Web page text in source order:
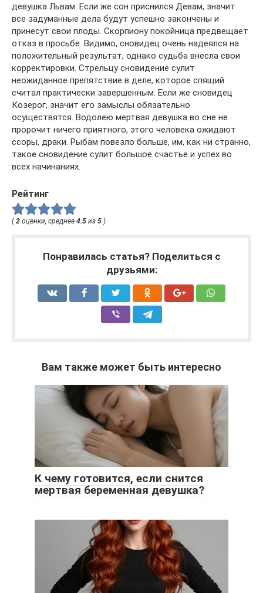
девушка Львам. Если же сон приснился Девам, значит
все задуманные дела будут успешно закончены и
принесут свои плоды. Скорпиону покойница предвещает
отказ в просьбе. Видимо, сновидец очень надеялся на
положительный результат, однако судьба внесла свои
корректировки. Стрельцу сновидение сулит
неожиданное препятствие в деле, которое спящий
считал практически завершенным. Если же сновидец
Козерог, значит его замыслы обязательно
осуществятся. Водолею мертвая девушка во сне не
пророчит ничего приятного, этого человека ожидают
ссоры, драки. Рыбам повезло больше, им, как ни странно,
такое сновидение сулит большое счастье и успех во
всех начинаниях.
Рейтинг
( 2 оценки, среднее 4.5 из 5 )
Понравилась статья? Поделиться с
друзьями:
Вам также может быть интересно
К чему готовится, если снится
мертвая беременная девушка?